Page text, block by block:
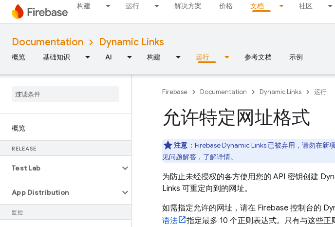
构建 运行 解决方案 价格 文档 社区
Documentation Dynamic Links
概览 基础知识 AI 构建 运行 参考文档 示例
概览
RELEASE
Test Lab
App Distribution
监控
Firebase Documentation Dynamic Links 运行
允许特定网址格式
注意 ：Firebase Dynamic Links 已被弃用，请勿在新项
见问题解答 ，了解详情。
为防止未经授权的各方使用您的 API 密钥创建
Links 可重定向到的网址。
如需指定允许的网址，请在 Firebase 控制台的
语法
指定最多 10 个正则表达式。只有与这些